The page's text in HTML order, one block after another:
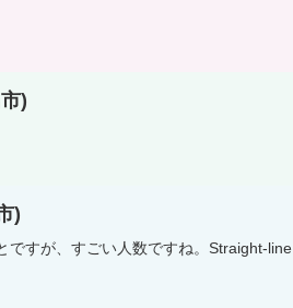
)
)
ですが、すごい人数ですね。Straight-line